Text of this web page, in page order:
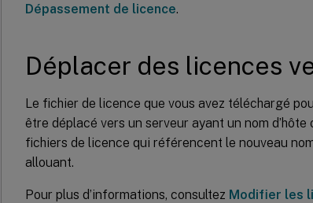
Dépassement de licence.
Déplacer des licences
Le fichier de licence que vous avez téléchargé
être déplacé vers un serveur ayant un nom
fichiers de licence qui référencent le nouveau
allouant.
Pour plus d’informations, consultez Modifier les